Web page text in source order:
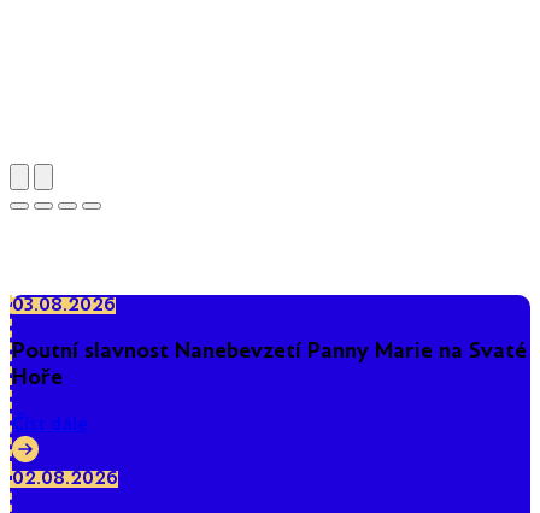
03.08.2026
Poutní slavnost Nanebevzetí Panny Marie na Svaté
Hoře
Číst dále
02.08.2026